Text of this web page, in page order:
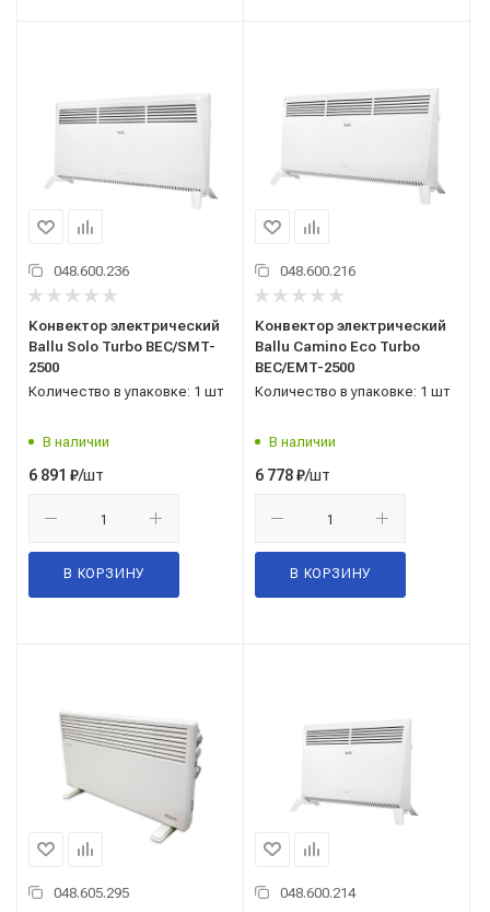
048.600.236
Конвектор электрический
Ballu Solo Turbo BEC/SMT-
2500
Количество в упаковке: 1 шт
В наличии
6 891 ₽/шт
В КОРЗИНУ
048.600.216
Конвектор электрический
Ballu Camino Eco Turbo
BEC/EMT-2500
Количество в упаковке: 1 шт
В наличии
6 778₽/шт
В КОРЗИНУ
048.605.295 048.600.214